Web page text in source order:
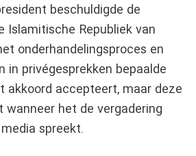
beschuldigde de
Islamitische Republiek van
onderhandelingsproces en
in privégesprekken bepaalde
akkoord accepteert, maar deze
wanneer het de vergadering
spreekt.